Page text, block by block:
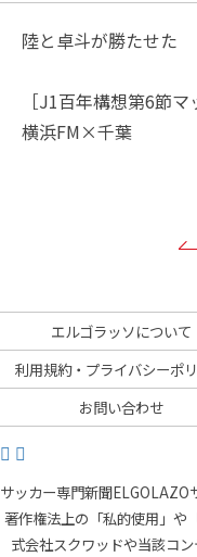
陸と卓斗が勝たせた
［J1百年構想第6節マ
横浜FM×千葉
エルゴラッソについて
利用規約・プライバシーポ
お問い合わせ
サッカー専門新聞ELGOLAZO
著作権法上の「私的使用」や
式会社スクワッドや当該コ